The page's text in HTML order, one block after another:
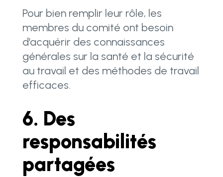
Pour bien remplir leur rôle, les
membres du comité ont besoin
d’acquérir des connaissances
générales sur la santé et la sécurité
au travail et des méthodes de travail
efficaces.
6. Des
responsabilités
partagées